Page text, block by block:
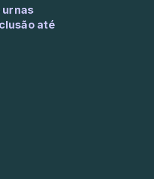
urnas
até